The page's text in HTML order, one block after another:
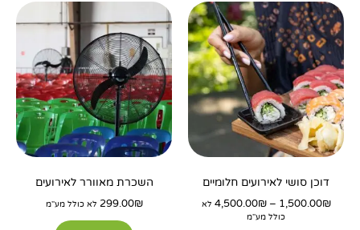
דוכן סושי לאירועים חלומיים
1,500.00₪
–
4,500.00₪
טווח
מחירים:
עד
⁦4,500.00₪⁩
לא
כולל מע"מ
למוצר
זה
יש
מספר
סוגים.
ניתן
לבחור
את
האפשרויות
בעמוד
השכרת מאוורר לאירועים
299.00₪ לא כולל מע"מ